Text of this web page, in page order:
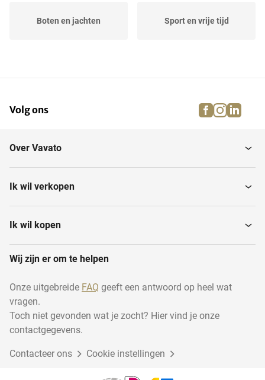
Boten en jachten Sport en vrije tijd
Dressuur-, spring- en... Brandweermaterialen
Houtbewerking
Dierentoebehoren Cadeauverpakkingen
Volg ons facebook
Over Vavato
Ik wil verkopen
Ik wil kopen
Wij zijn er om te helpen
Onze uitgebreide FAQ geeft een antwoord op heel wat
vragen.
Toch niet gevonden wat je zocht? Hier vind je onze
contactgegevens.
Contacteer ons Cookie instellingen